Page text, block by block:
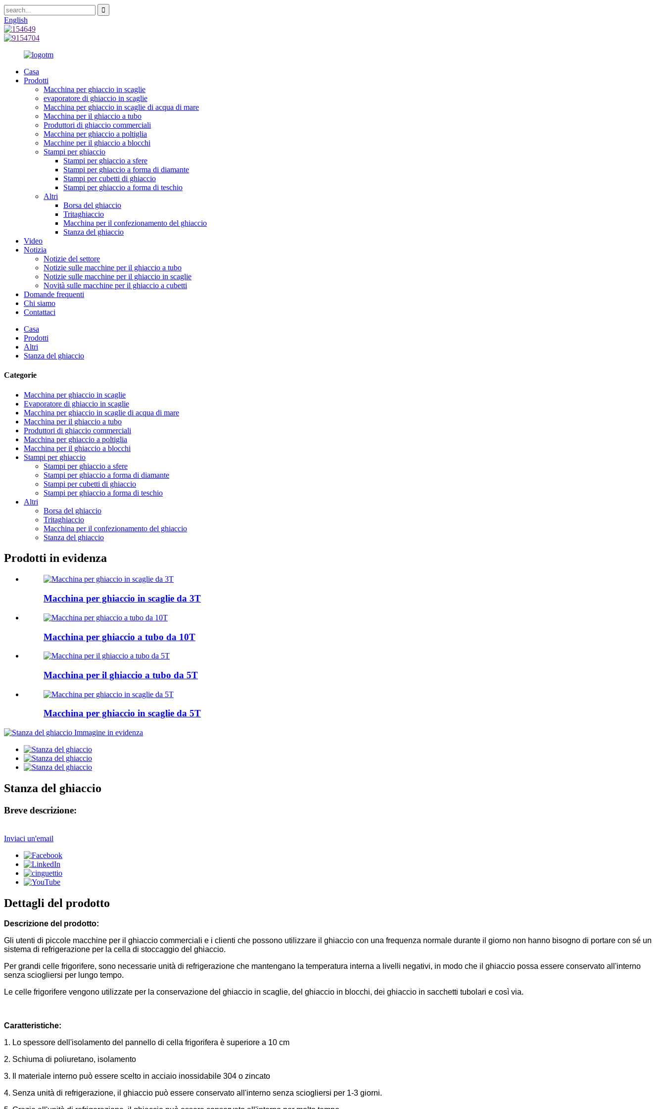
English
Casa
Prodotti
Macchina per ghiaccio in scaglie
evaporatore di ghiaccio in scaglie
Macchina per ghiaccio in scaglie di acqua di mare
Macchina per il ghiaccio a tubo
Produttori di ghiaccio commerciali
Macchina per ghiaccio a poltiglia
Macchine per il ghiaccio a blocchi
Stampi per ghiaccio
Stampi per ghiaccio a sfere
Stampi per ghiaccio a forma di diamante
Stampi per cubetti di ghiaccio
Stampi per ghiaccio a forma di teschio
Altri
Borsa del ghiaccio
Tritaghiaccio
Macchina per il confezionamento del ghiaccio
Stanza del ghiaccio
Video
Notizia
Notizie del settore
Notizie sulle macchine per il ghiaccio a tubo
Notizie sulle macchine per il ghiaccio in scaglie
Novità sulle macchine per il ghiaccio a cubetti
Domande frequenti
Chi siamo
Contattaci
Casa
Prodotti
Altri
Stanza del ghiaccio
Categorie
Macchina per ghiaccio in scaglie
Evaporatore di ghiaccio in scaglie
Macchina per ghiaccio in scaglie di acqua di mare
Macchina per il ghiaccio a tubo
Produttori di ghiaccio commerciali
Macchina per ghiaccio a poltiglia
Macchina per il ghiaccio a blocchi
Stampi per ghiaccio
Stampi per ghiaccio a sfere
Stampi per ghiaccio a forma di diamante
Stampi per cubetti di ghiaccio
Stampi per ghiaccio a forma di teschio
Altri
Borsa del ghiaccio
Tritaghiaccio
Macchina per il confezionamento del ghiaccio
Stanza del ghiaccio
Prodotti in evidenza
Macchina per ghiaccio in scaglie da 3T
Macchina per ghiaccio a tubo da 10T
Macchina per il ghiaccio a tubo da 5T
Macchina per ghiaccio in scaglie da 5T
Stanza del ghiaccio
Breve descrizione:
Inviaci un'email
Dettagli del prodotto
Descrizione del prodotto:
Gli utenti di piccole macchine per il ghiaccio commerciali e i clienti che possono utilizzare il ghiaccio con una frequenza normale durante il giorno non hanno bisogno di portare con sé un
sistema di refrigerazione per la cella di stoccaggio del ghiaccio.
Per grandi celle frigorifere, sono necessarie unità di refrigerazione che mantengano la temperatura interna a livelli negativi, in modo che il ghiaccio possa essere conservato all'interno
senza sciogliersi per lungo tempo.
Le celle frigorifere vengono utilizzate per la conservazione del ghiaccio in scaglie, del ghiaccio in blocchi, dei ghiaccio in sacchetti tubolari e così via.
Caratteristiche:
1. Lo spessore dell'isolamento del pannello di cella frigorifera è superiore a 10 cm
2. Schiuma di poliuretano, isolamento
3. Il materiale interno può essere scelto in acciaio inossidabile 304 o zincato
4. Senza unità di refrigerazione, il ghiaccio può essere conservato all'interno senza sciogliersi per 1-3 giorni.